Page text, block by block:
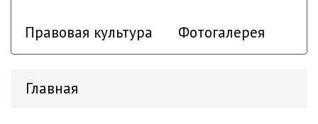
Правовая культура Фотогалерея
Главная